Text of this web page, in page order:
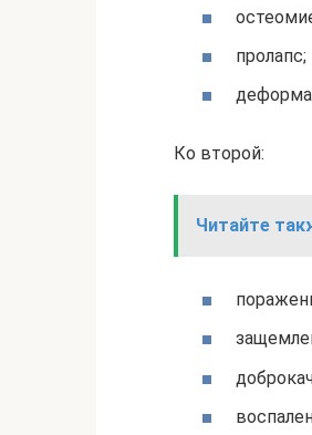
пролапс;
Ко второй:
Читайте